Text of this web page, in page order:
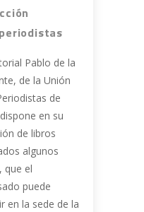
Pablo de la
de la Unión
de
en su
de libros
algunos
que el
puede
en la sede de la